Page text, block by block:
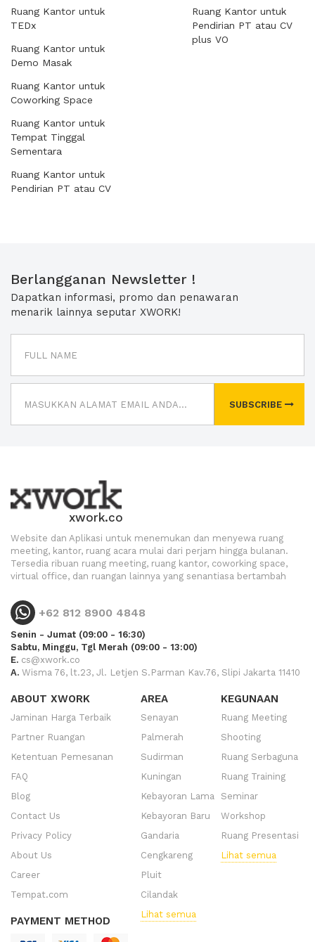
Ruang Kantor untuk
TEDx
Ruang Kantor untuk
Demo Masak
Ruang Kantor untuk
Coworking Space
Ruang Kantor untuk
Tempat Tinggal
Sementara
Ruang Kantor untuk
Pendirian PT atau CV
Ruang Kantor untuk
Pendirian PT atau CV
plus VO
Berlangganan Newsletter !
Dapatkan informasi, promo dan penawaran
menarik lainnya seputar XWORK!
SUBSCRIBE
xwork.co
Website dan Aplikasi untuk menemukan dan menyewa ruang
meeting, kantor, ruang acara mulai dari perjam hingga bulanan.
Tersedia ribuan ruang meeting, ruang kantor, coworking space,
virtual office, dan ruangan lainnya yang senantiasa bertambah
+62 812 8900 4848
Senin - Jumat (09:00 - 16:30)
Sabtu, Minggu, Tgl Merah (09:00 - 13:00)
E. cs@xwork.co
A. Wisma 76, lt.23, Jl. Letjen S.Parman Kav.76, Slipi Jakarta 11410
ABOUT XWORK
Jaminan Harga Terbaik
Partner Ruangan
Ketentuan Pemesanan
FAQ
Blog
Contact Us
Privacy Policy
About Us
Career
Tempat.com
PAYMENT METHOD
AREA
Senayan
Palmerah
Sudirman
Kuningan
Kebayoran Lama
Kebayoran Baru
Gandaria
Cengkareng
Pluit
Cilandak
Lihat semua
KEGUNAAN
Ruang Meeting
Shooting
Ruang Serbaguna
Ruang Training
Seminar
Workshop
Ruang Presentasi
Lihat semua